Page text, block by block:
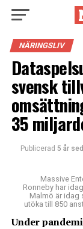
NÄRINGSLIV
svensk
35
Publicerad 5 år
Massive
Ronneby har
Malmö är idag
utöka till 850
Under